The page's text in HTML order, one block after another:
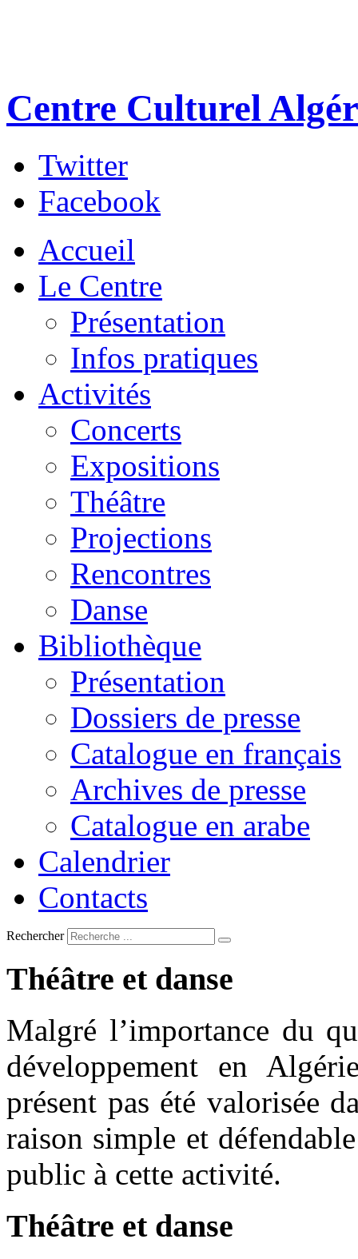
Centre Culturel
Twitter
Facebook
Accueil
Le Centre
Présentation
Infos pratiques
Activités
Concerts
Expositions
Théâtre
Projections
Rencontres
Danse
Bibliothèque
Présentation
Dossiers de presse
Catalogue en français
Archives de presse
Catalogue en arabe
Calendrier
Contacts
Rechercher
Théâtre et danse
Malgré l’importance du
développement en
présent pas été valorisée
raison simple et
public à cette activité.
Théâtre et danse